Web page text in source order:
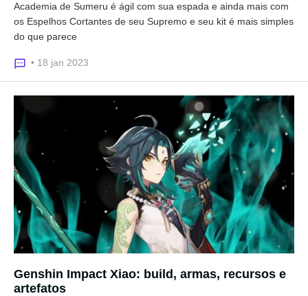
Academia de Sumeru é ágil com sua espada e ainda mais com
os Espelhos Cortantes de seu Supremo e seu kit é mais simples
do que parece
• 18 jan 2023
Genshin Impact Xiao: build, armas, recursos e
artefatos